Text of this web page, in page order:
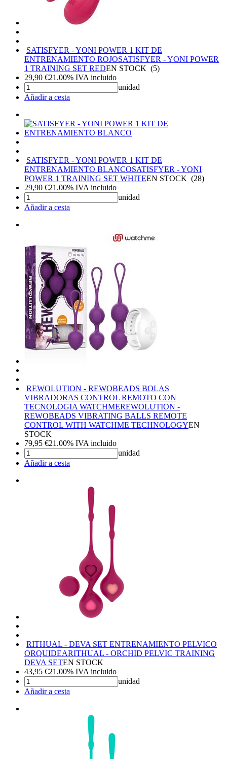
SATISFYER - YONI POWER 1 KIT DE
ENTRENAMIENTO ROJOSATISFYER - YONI POWER
1 TRAINING SET REDEN STOCK (5)
29,90 €21.00% IVA incluido
unidad
Añadir a cesta
SATISFYER - YONI POWER 1 KIT DE
ENTRENAMIENTO BLANCOSATISFYER - YONI
POWER 1 TRAINING SET WHITEEN STOCK (28)
29,90 €21.00% IVA incluido
unidad
Añadir a cesta
REWOLUTION - REWOBEADS BOLAS
VIBRADORAS CONTROL REMOTO CON
TECNOLOGIA WATCHMEREWOLUTION -
REWOBEADS VIBRATING BALLS REMOTE
CONTROL WITH WATCHME TECHNOLOGYEN
STOCK
79,95 €21.00% IVA incluido
unidad
Añadir a cesta
RITHUAL - DEVA SET ENTRENAMIENTO PELVICO
ORQUIDEARITHUAL - ORCHID PELVIC TRAINING
DEVA SETEN STOCK
43,95 €21.00% IVA incluido
unidad
Añadir a cesta